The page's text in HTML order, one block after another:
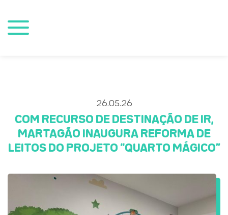
26.05.26
COM RECURSO DE DESTINAÇÃO DE IR,
MARTAGÃO INAUGURA REFORMA DE
LEITOS DO PROJETO “QUARTO MÁGICO”